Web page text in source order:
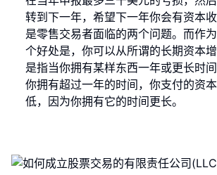
转到下一年，希望下一年你会有资本
是零售交易者面临的两个问题。而作
个好处是，你可以从所谓的长期资本
是指当你拥有某样东西一年或更长时
你拥有超过一年的时间，你支付的资
低，因为你拥有它的时间更长。